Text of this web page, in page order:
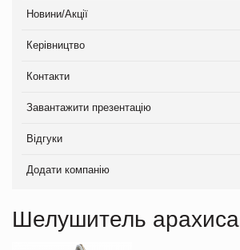
Новини/Акції
Керівництво
Контакти
Завантажити презентацію
Відгуки
Додати компанію
Шелушитель арахиса